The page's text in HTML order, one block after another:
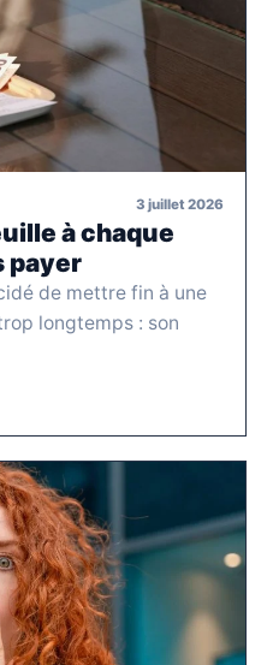
3 juillet 2026
à chaque
payer
de mettre fin à une
longtemps : son